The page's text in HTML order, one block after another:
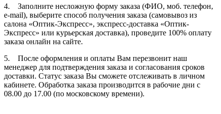
4. Заполните несложную форму заказа (ФИО, моб. телефон,
e-mail), выберите способ получения заказа (самовывоз из
салона «Оптик-Экспресс», экспресс-доставка «Оптик-
Экспресс» или курьерская доставка), проведите 100% оплату
заказа онлайн на сайте.
5. После оформления и оплаты Вам перезвонит наш
менеджер для подтверждения заказа и согласования сроков
доставки. Статус заказа Вы сможете отслеживать в личном
кабинете. Обработка заказа производится в рабочие дни с
08.00 до 17.00 (по московскому времени).